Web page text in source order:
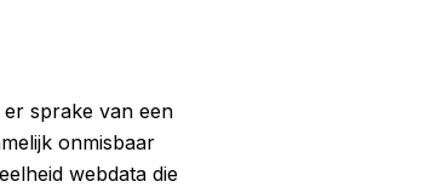
sprake van een
onmisbaar
webdata die